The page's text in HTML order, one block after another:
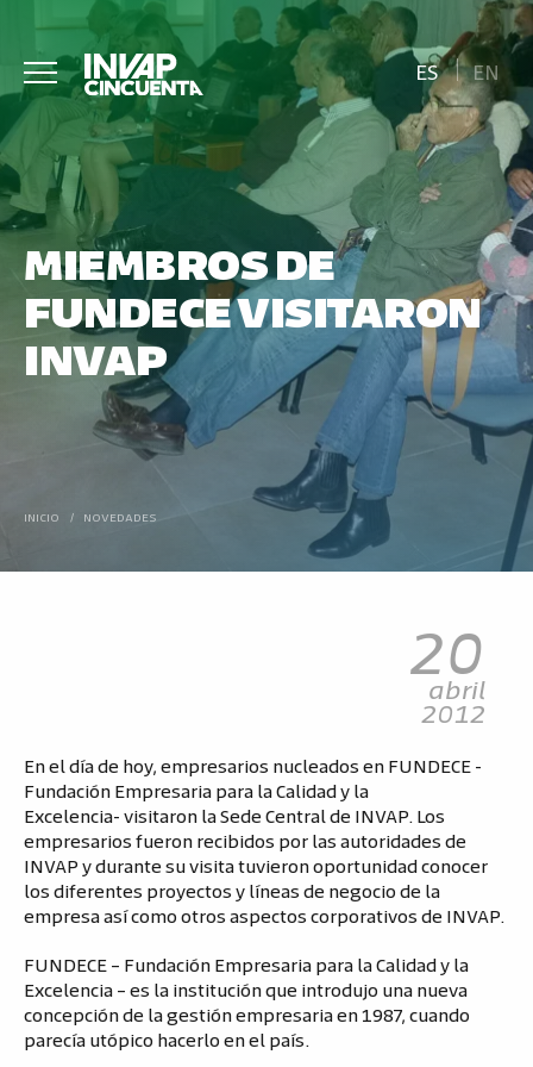
ES EN
MIEMBROS DE
FUNDECE VISITARON
INVAP
INICIO / NOVEDADES
20
abril
2012
En el día de hoy, empresarios nucleados en FUNDECE -
Fundación Empresaria para la Calidad y la
Excelencia- visitaron la Sede Central de INVAP. Los
empresarios fueron recibidos por las autoridades de
INVAP y durante su visita tuvieron oportunidad conocer
los diferentes proyectos y líneas de negocio de la
empresa así como otros aspectos corporativos de INVAP.
FUNDECE – Fundación Empresaria para la Calidad y la
Excelencia – es la institución que introdujo una nueva
concepción de la gestión empresaria en 1987, cuando
parecía utópico hacerlo en el país.